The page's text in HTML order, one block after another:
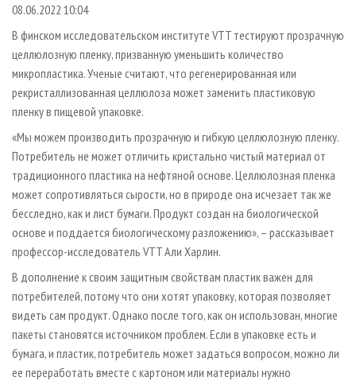
ПРОИЗВОДСТВО ДРЕВЕСНЫХ ПЛИТ
ДЕРЕВЯННОЕ ДОМОСТРОЕНИЕ
ПРОИЗВОДСТВО МЕБЕЛИ
БИОЭНЕРГЕТИКА
ЦБП
ИНСТРУМЕНТ И МАТЕРИАЛЫ
МОБИЛЬНЫЕ ВЫСТАВКИ
ОФИЦИАЛЬНЫЕ ДЕЛЕГАЦИИ
ПРИОРИТЕТНЫЕ ИНВЕСТПРОЕКТЫ
RUSSIAN FORESTRY REVIEW
ГАЗЕТА ЛЕСПРОМФОРУМ
БИБЛИОТЕКА СПЕЦИАЛИСТА
РЕКЛАМА НА САЙТЕ
08.06.2022 10:04
В финском исследовательском институте VTT тестируют прозрачную
целлюлозную пленку, призванную уменьшить количество
микропластика. Ученые считают, что регенерированная или
рекристаллизованная целлюлоза может заменить пластиковую
пленку в пищевой упаковке.
«Мы можем производить прозрачную и гибкую целлюлозную пленку.
Потребитель не может отличить кристально чистый материал от
традиционного пластика на нефтяной основе. Целлюлозная пленка
может сопротивляться сырости, но в природе она исчезает так же
бесследно, как и лист бумаги. Продукт создан на биологической
основе и поддается биологическому разложению», – рассказывает
профессор-исследователь VTT Али Харлин.
В дополнение к своим защитным свойствам пластик важен для
потребителей, потому что они хотят упаковку, которая позволяет
видеть сам продукт. Однако после того, как он использован, многие
пакеты становятся источником проблем. Если в упаковке есть и
бумага, и пластик, потребитель может задаться вопросом, можно ли
ее переработать вместе с картоном или материалы нужно